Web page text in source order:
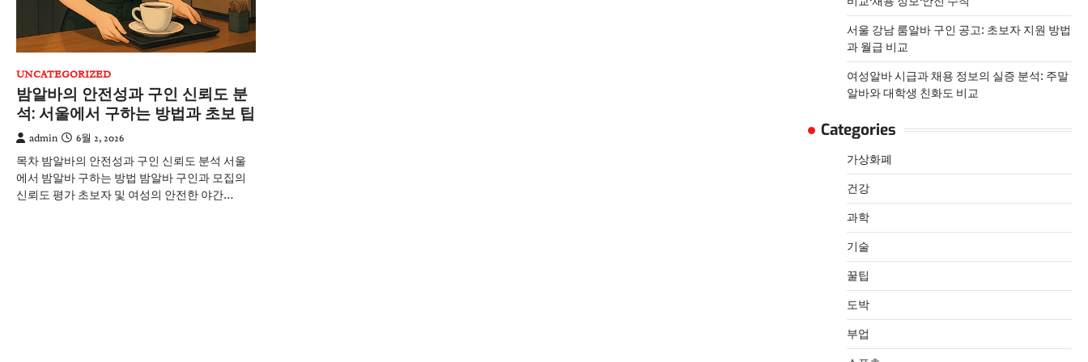
UNCATEGORIZED
밤알바의 안전성과 구인 신뢰도 분
석: 서울에서 구하는 방법과 초보 팁
admin 6월 2, 2026
목차 밤알바의 안전성과 구인 신뢰도 분석 서울
에서 밤알바 구하는 방법 밤알바 구인과 모집의
신뢰도 평가 초보자 및 여성의 안전한 야간…
서울 강남 룸알바 구인 공고: 초보자 지원 방법
과 월급 비교
여성알바 시급과 채용 정보의 실증 분석: 주말
알바와 대학생 친화도 비교
Categories
가상화폐
건강
과학
기술
꿀팁
도박
부업